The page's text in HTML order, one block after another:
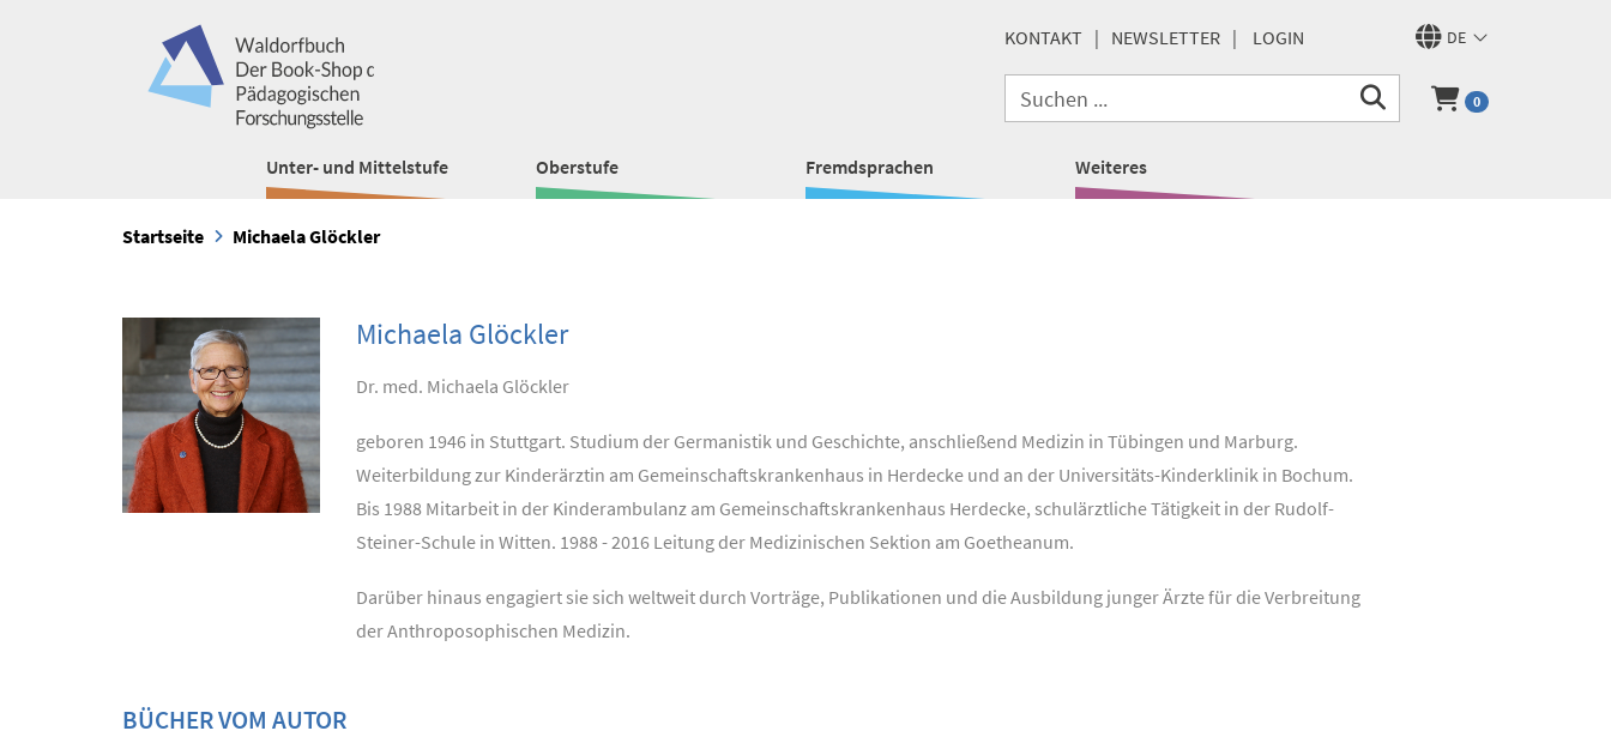
DE
KONTAKT NEWSLETTER LOGIN
0
Unter- und Mittelstufe Oberstufe Fremdsprachen Weiteres
Startseite Michaela Glöckler
Michaela Glöckler
Dr. med. Michaela Glöckler
geboren 1946 in Stuttgart. Studium der Germanistik und Geschichte, anschließend Medizin in Tübingen und Marburg.
Weiterbildung zur Kinderärztin am Gemeinschaftskrankenhaus in Herdecke und an der Universitäts-Kinderklinik in Bochum.
Bis 1988 Mitarbeit in der Kinderambulanz am Gemeinschaftskrankenhaus Herdecke, schulärztliche Tätigkeit in der Rudolf-
Steiner-Schule in Witten. 1988 - 2016 Leitung der Medizinischen Sektion am Goetheanum.
Darüber hinaus engagiert sie sich weltweit durch Vorträge, Publikationen und die Ausbildung junger Ärzte für die Verbreitung
der Anthroposophischen Medizin.
BÜCHER VOM AUTOR